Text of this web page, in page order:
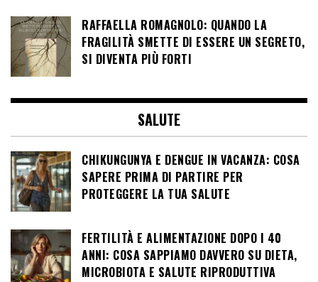
RAFFAELLA ROMAGNOLO: QUANDO LA
FRAGILITÀ SMETTE DI ESSERE UN SEGRETO,
SI DIVENTA PIÙ FORTI
SALUTE
CHIKUNGUNYA E DENGUE IN VACANZA: COSA
SAPERE PRIMA DI PARTIRE PER
PROTEGGERE LA TUA SALUTE
FERTILITÀ E ALIMENTAZIONE DOPO I 40
ANNI: COSA SAPPIAMO DAVVERO SU DIETA,
MICROBIOTA E SALUTE RIPRODUTTIVA